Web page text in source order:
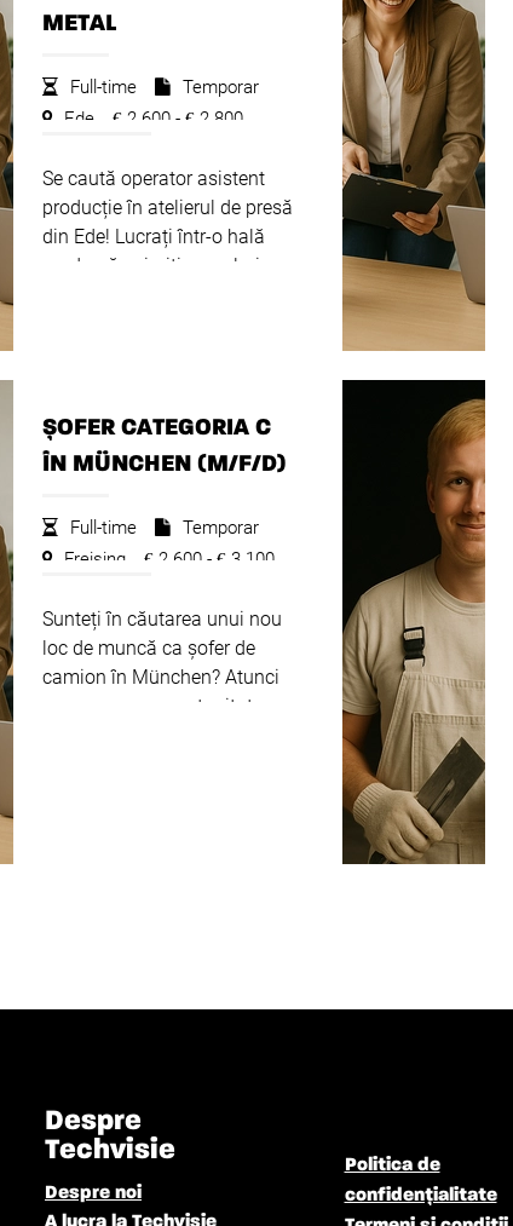
METAL
Full-time
Temporar
Ede
€2.600 - €2.800
Se caută operator asistent
producție în atelierul de presă
din Ede! Lucrați într-o hală
modernă, primiți un salariu
ȘOFER CATEGORIA C
ÎN MÜNCHEN (M/F/D)
Full-time
Temporar
Freising
€2.600 - €3.100
Sunteți în căutarea unui nou
loc de muncă ca șofer de
camion în München? Atunci
avem o mare oportunitate
Despre
Techvisie
Despre noi
Politica de
confidențialitate